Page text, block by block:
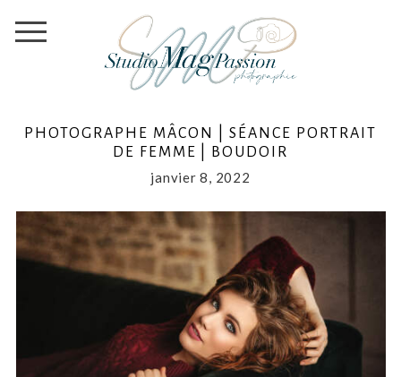
PHOTOGRAPHE MÂCON | SÉANCE PORTRAIT
DE FEMME | BOUDOIR
janvier 8, 2022